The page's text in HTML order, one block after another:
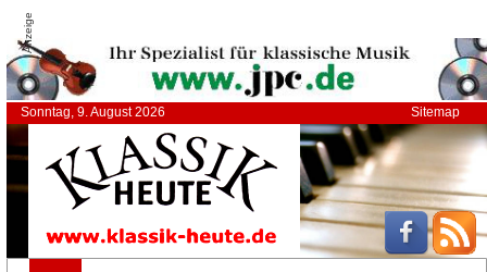
Anzeige
Sonntag, 9. August 2026 Sitemap